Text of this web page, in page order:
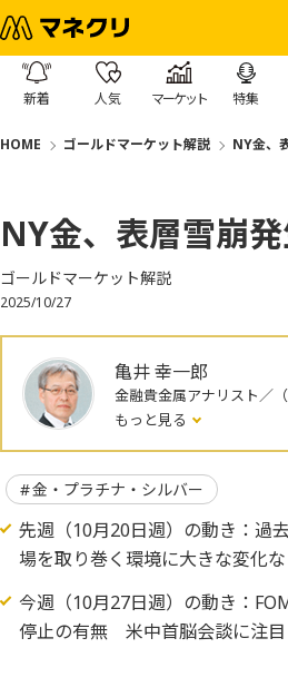
新着 人気 マーケット 特集
HOME ゴールドマーケット解説 NY金、
NY金、表層雪崩
ゴールドマーケット解説
2025/10/27
亀井 幸一郎
金融貴金属アナリスト／
もっと見る
金・プラチナ・シルバー
先週（10月20日週）の動き：過
場を取り巻く環境に大きな変化な
今週（10月27日週）の動き：
停止の有無 米中首脳会談に注